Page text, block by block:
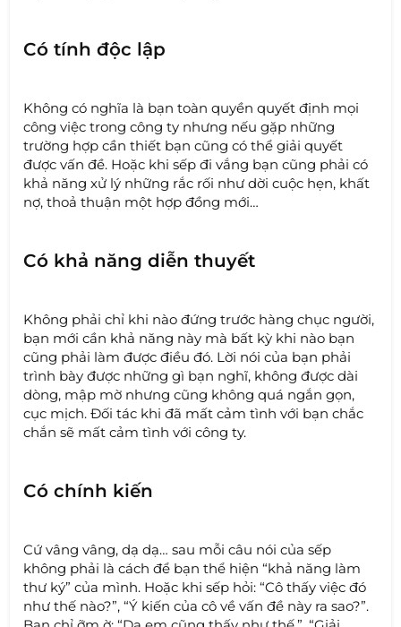
Có tính độc lập
Không có nghĩa là bạn toàn quyền quyết định mọi
công việc trong công ty nhưng nếu gặp những
trường hợp cần thiết bạn cũng có thể giải quyết
được vấn đề. Hoặc khi sếp đi vắng bạn cũng phải có
khả năng xử lý những rắc rối như dời cuộc hẹn, khất
nợ, thoả thuận một hợp đồng mới…
Có khả năng diễn thuyết
Không phải chỉ khi nào đứng trước hàng chục người,
bạn mới cần khả năng này mà bất kỳ khi nào bạn
cũng phải làm được điều đó. Lời nói của bạn phải
trình bày được những gì bạn nghĩ, không được dài
dòng, mập mờ nhưng cũng không quá ngắn gọn,
cục mịch. Đối tác khi đã mất cảm tình với bạn chắc
chắn sẽ mất cảm tình với công ty.
Có chính kiến
Cứ vâng vâng, dạ dạ… sau mỗi câu nói của sếp
không phải là cách để bạn thể hiện “khả năng làm
thư ký” của mình. Hoặc khi sếp hỏi: “Cô thấy việc đó
như thế nào?”, “Ý kiến của cô về vấn đề này ra sao?”.